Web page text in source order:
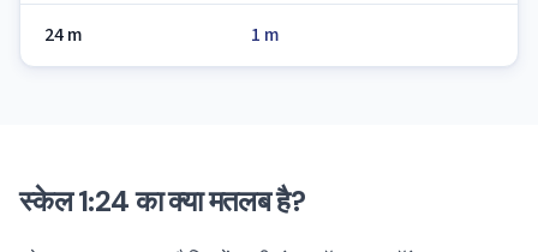
24 m 1 m
स्केल 1:24 का क्या मतलब है?